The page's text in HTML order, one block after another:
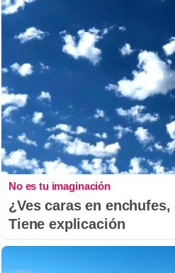
No es tu imaginación
¿Ves caras en
Tiene explicación